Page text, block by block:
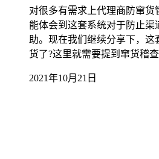
对很多有需求上代理商防窜
能体会到这套系统对于防止渠
助。现在我们继续分享下，这
货了?这里就需要提到窜货稽
2021年10月21日